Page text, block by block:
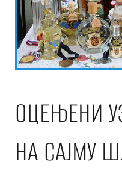
ОЦЕЊЕНИ
НА САЈМУ